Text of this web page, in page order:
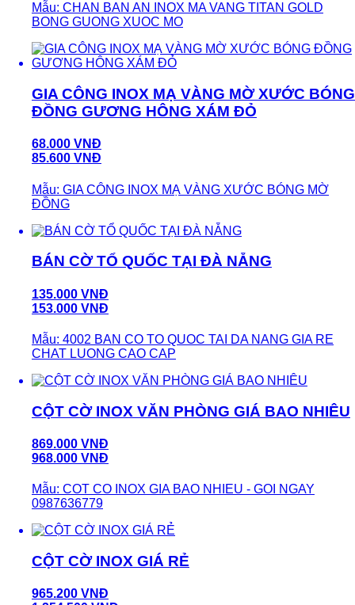
Mẫu: CHAN BAN AN INOX MA VANG TITAN GOLD
BONG GUONG XUOC MO
GIA CÔNG INOX MẠ VÀNG MỜ XƯỚC BÓNG
ĐỒNG GƯƠNG HÔNG XÁM ĐỎ
68.000 VNĐ
85.600 VNĐ
Mẫu: GIA CÔNG INOX MẠ VÀNG XƯỚC BÓNG MỜ
ĐỒNG
BÁN CỜ TỔ QUỐC TẠI ĐÀ NẴNG
135.000 VNĐ
153.000 VNĐ
Mẫu: 4002 BAN CO TO QUOC TAI DA NANG GIA RE
CHAT LUONG CAO CAP
CỘT CỜ INOX VĂN PHÒNG GIÁ BAO NHIÊU
869.000 VNĐ
968.000 VNĐ
Mẫu: COT CO INOX GIA BAO NHIEU - GOI NGAY
0987636779
CỘT CỜ INOX GIÁ RẺ
965.200 VNĐ